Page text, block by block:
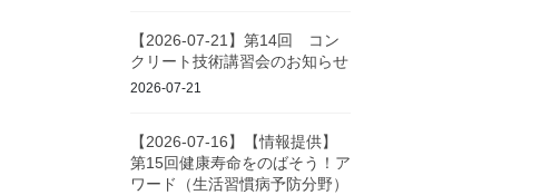
【2026-07-21】第14回 コン
クリート技術講習会のお知らせ
2026-07-21
【2026-07-16】【情報提供】
第15回健康寿命をのばそう！ア
ワード（生活習慣病予防分野）